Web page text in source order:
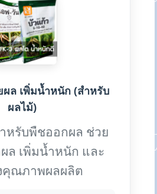
ผล เพิ่มน้ำหนัก (สำหรับ
ผลไม้)
หรับพืชออกผล ช่วย
ล เพิ่มน้ำหนัก และ
คุณภาพผลผลิต